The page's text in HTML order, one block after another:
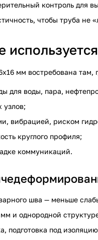
контроль для
чтобы труба не
мм востребована
для воды, пара,
узлов;
вибрацией, риском
круглого профиля;
коммуникаций.
шва — меньше
и однородной
подготовка под